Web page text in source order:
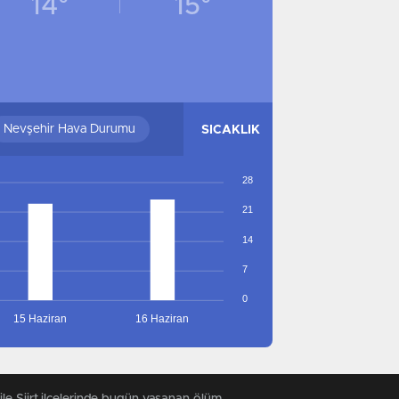
GAZIANTEP
ADIYAMAN
GAZIANTEP
14°
15°
Nevşehir Hava Durumu SICAKLIK
15 Haziran 16 Haziran
28
21
14
7
0